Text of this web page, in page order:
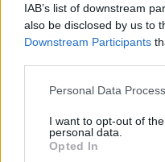
IAB’s list of downstream
also be disclosed by us to
Downstream Participants
Please note that this
not limited to your visit or
grant or deny consent to
use your data for below
Personal Data
I want to opt-out of
personal data.
Opted In